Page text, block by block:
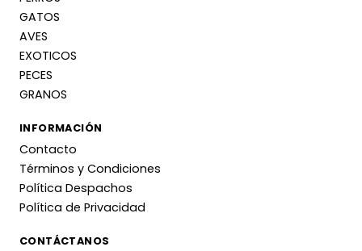
GATOS
AVES
EXOTICOS
PECES
GRANOS
INFORMACIÓN
Contacto
Términos y Condiciones
Política Despachos
Política de Privacidad
CONTÁCTANOS